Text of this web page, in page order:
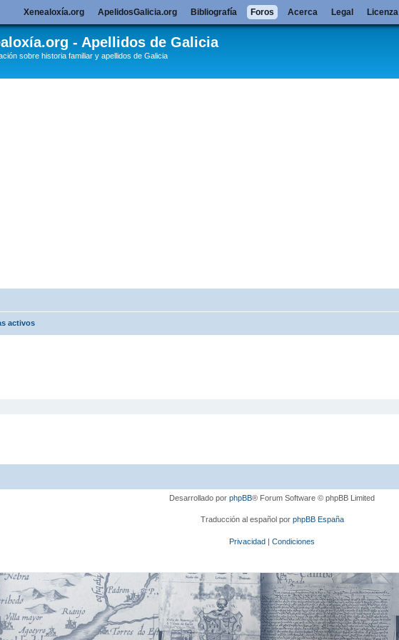
- Apellidos de Galicia
sobre historia familiar y apellidos de Galicia
activos
Xenealoxía.org ApelidosGalicia.org Bibliografía Foros Acerca Legal Licenza
Desarrollado por phpBB® Forum Software © phpBB Limited
Traducción al español por phpBB España
Privacidad | Condiciones